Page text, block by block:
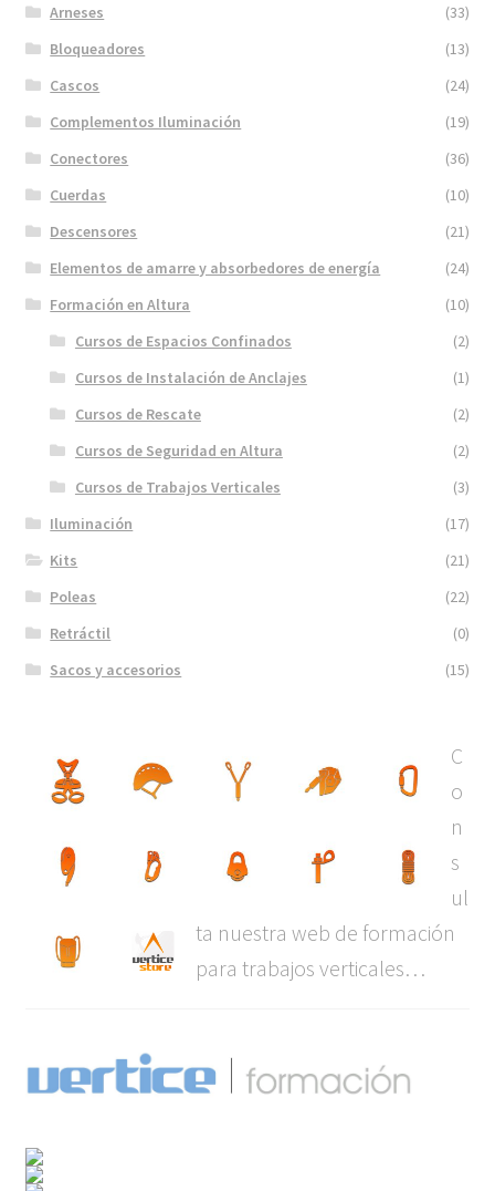
Arneses
(33)
Bloqueadores
(13)
Cascos
(24)
Complementos Iluminación
(19)
Conectores
(36)
Cuerdas
(10)
Descensores
(21)
Elementos de amarre y absorbedores de energía
(24)
Formación en Altura
(10)
Cursos de Espacios Confinados
(2)
Cursos de Instalación de Anclajes
(1)
Cursos de Rescate
(2)
Cursos de Seguridad en Altura
(2)
Cursos de Trabajos Verticales
(3)
Iluminación
(17)
Kits
(21)
Poleas
(22)
Retráctil
(0)
Sacos y accesorios
(15)
C
o
n
s
ul
ta nuestra web de formación
para trabajos verticales…